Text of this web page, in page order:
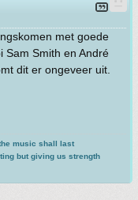
met goede
Sam Smith en André
dit er ongeveer uit.
music shall last
but giving us strength